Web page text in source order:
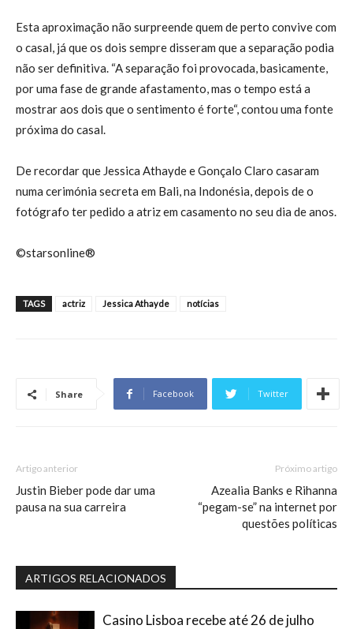
Esta aproximação não surpreende quem de perto convive com
o casal, já que os dois sempre disseram que a separação podia
não ser definitiva. “A separação foi provocada, basicamente,
por uma fase de grande afastamento, mas o tempo está a
mostrar aos dois que o sentimento é forte“, contou uma fonte
próxima do casal.
De recordar que Jessica Athayde e Gonçalo Claro casaram
numa cerimónia secreta em Bali, na Indonésia, depois de o
fotógrafo ter pedido a atriz em casamento no seu dia de anos.
©starsonline®
TAGS actriz Jessica Athayde notícias
Share Facebook Twitter
Artigo anterior
Justin Bieber pode dar uma
pausa na sua carreira
Próximo artigo
Azealia Banks e Rihanna
“pegam-se” na internet por
questões políticas
ARTIGOS RELACIONADOS
Casino Lisboa recebe até 26 de julho